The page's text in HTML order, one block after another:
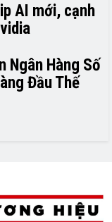
AI mới, cạnh
Ngân Hàng Số
Đầu Thế